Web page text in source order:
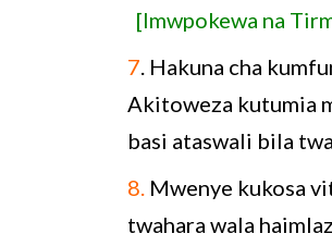
[Imwpokewa na
7. Hakuna cha
Akitoweza kutumia
basi ataswali bila
8. Mwenye kukosa
twahara wala